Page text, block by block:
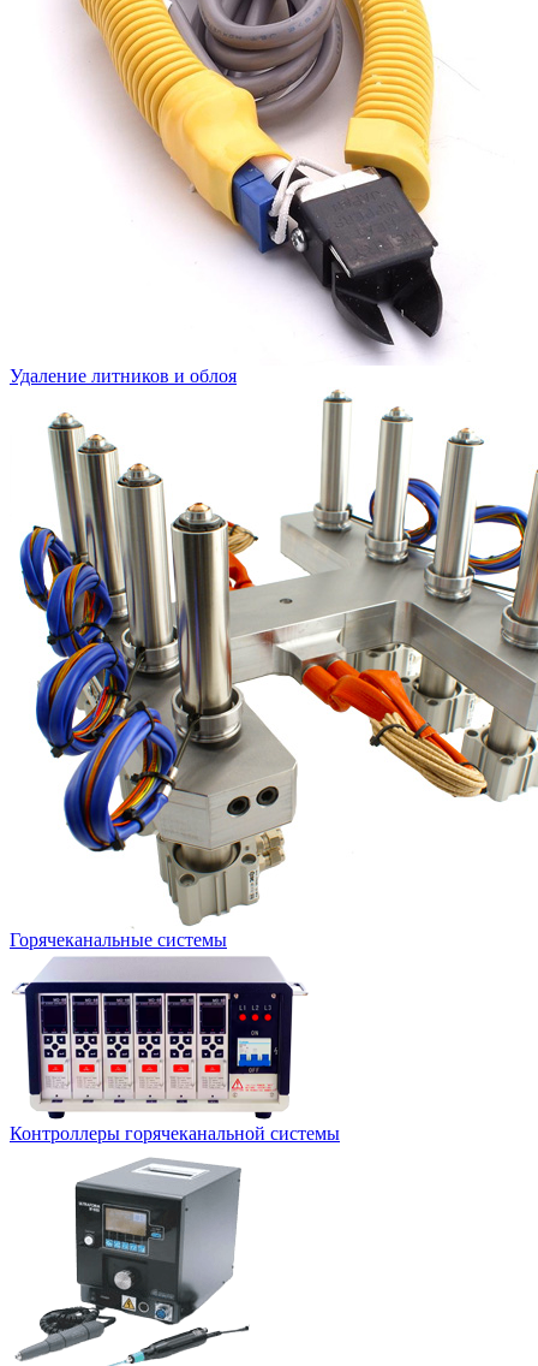
Удаление литников и облоя
Горячеканальные системы
Контроллеры горячеканальной системы